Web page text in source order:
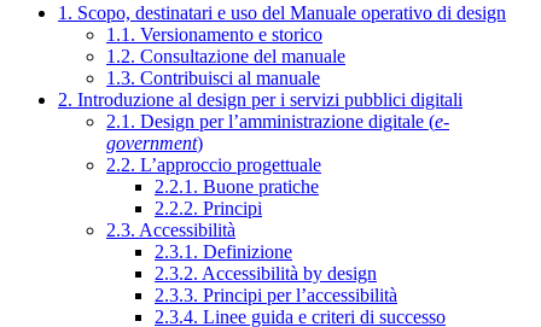
1. Scopo, destinatari e uso del Manuale operativo di design
1.1. Versionamento e storico
1.2. Consultazione del manuale
1.3. Contribuisci al manuale
2. Introduzione al design per i servizi pubblici digitali
2.1. Design per l’amministrazione digitale (e-
government)
2.2. L’approccio progettuale
2.2.1. Buone pratiche
2.2.2. Principi
2.3. Accessibilità
2.3.1. Definizione
2.3.2. Accessibilità by design
2.3.3. Principi per l’accessibilità
2.3.4. Linee guida e criteri di successo